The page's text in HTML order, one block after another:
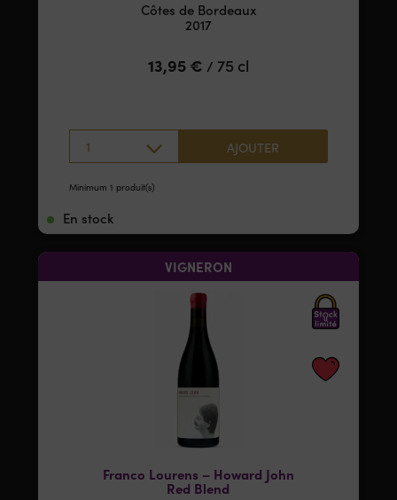
Côtes de Bordeaux
2017
13,95 € / 75 cl
1 AJOUTER
Minimum 1 produit(s)
En stock
VIGNERON
Franco Lourens – Howard John
Red Blend